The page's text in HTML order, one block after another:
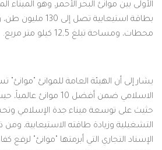
الأولى بين موانئ البحر الأحمر، وهو الميناء
محطات، ومساحة تبلغ 12,5 كيلو متر مربع.
يشار إلى أن الهيئة العامة للموانئ
الاسلامي ضمن أفضل 10
حثيث على توسعة ميناء جدة الإسلامي
التشغيلية وزيادة طاقته الاستيعابية،
الإسناد التجاري التي أبرمتها "موانئ"